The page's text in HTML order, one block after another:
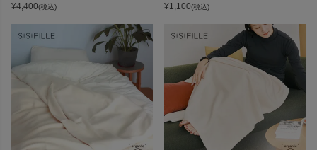
¥4,400(税込) ¥1,100(税込)